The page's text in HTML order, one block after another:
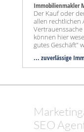
Immobilienmakler
Der Kauf oder
allen rechtlichen
können hier
gutes Geschäft"
... zuverlässige
SEO